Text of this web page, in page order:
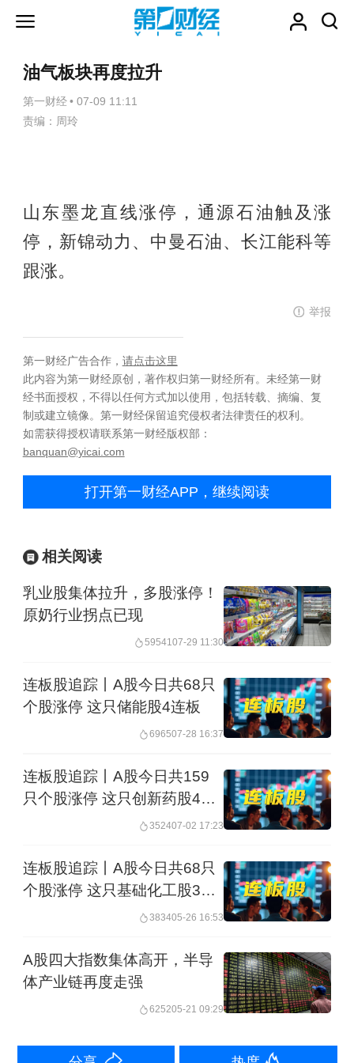
油气板块再度拉升
第一财经 • 07-09 11:11
责编：周玲
山东墨龙直线涨停，通源石油触及涨
停，新锦动力、中曼石油、长江能科等
跟涨。
举报
第一财经广告合作， 请点击这里
此内容为第一财经原创，著作权归第一财经所有。未经第一财
经书面授权，不得以任何方式加以使用，包括转载、摘编、复
制或建立镜像。第一财经保留追究侵权者法律责任的权利。
如需获得授权请联系第一财经版权部：
banquan@yicai.com
打开第一财经APP，继续阅读
相关阅读
乳业股集体拉升，多股涨停！
原奶行业拐点已现
5954107-29 11:30
连板股追踪丨A股今日共68只
个股涨停 这只储能股4连板
696507-28 16:37
连板股追踪丨A股今日共159
只个股涨停 这只创新药股4连
352407-02 17:23
连板股追踪丨A股今日共68只
个股涨停 这只基础化工股3连
383405-26 16:53
A股四大指数集体高开，半导
体产业链再度走强
625205-21 09:29